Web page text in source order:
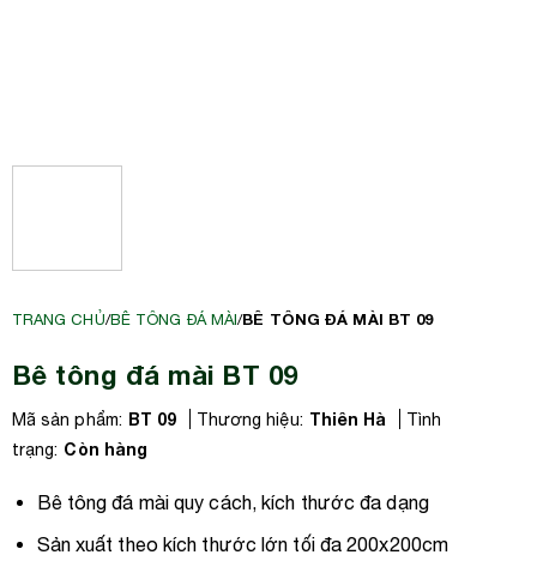
TRANG CHỦ/BÊ TÔNG ĐÁ MÀI/BÊ TÔNG ĐÁ MÀI BT 09
Bê tông đá mài BT 09
Mã sản phẩm: BT 09 Thương hiệu: Thiên Hà
Tình
trạng: Còn hàng
Bê tông đá mài quy cách, kích thước đa dạng
Sản xuất theo kích thước lớn tối đa 200x200cm